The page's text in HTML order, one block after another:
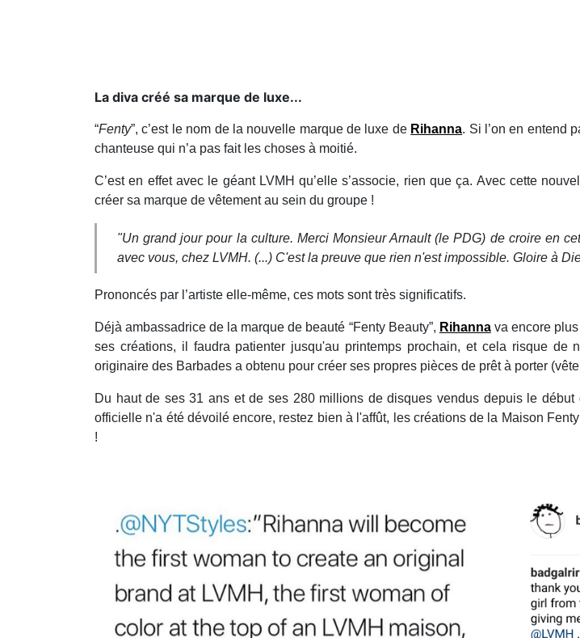
La diva créé sa marque de luxe...
“Fenty”, c’est le nom de la nouvelle marque de luxe de Rihanna. Si l’on en entend
chanteuse qui n’a pas fait les choses à moitié.
C’est en effet avec le géant LVMH qu’elle s’associe, rien que ça. Avec cette
créer sa marque de vêtement au sein du groupe !
"Un grand jour pour la culture. Merci Monsieur Arnault (le PDG) de croire en
avec vous, chez LVMH. (...) C'est la preuve que rien n'est impossible. Gloire à
Prononcés par l’artiste elle-même, ces mots sont très significatifs.
Déjà ambassadrice de la marque de beauté “Fenty Beauty”, Rihannava encore plus
ses créations, il faudra patienter jusqu'au printemps prochain, et cela risque
originaire des Barbades a obtenu pour créer ses propres pièces de prêt à porter
Du haut de ses 31 ans et de ses 280 millions de disques vendus depuis le début
officielle n'a été dévoilé encore, restez bien à l'affût, les créations de la Maison
!